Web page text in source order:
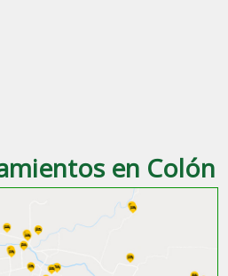
en Colón